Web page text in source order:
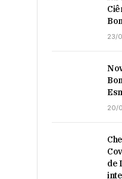
23/
20/
de